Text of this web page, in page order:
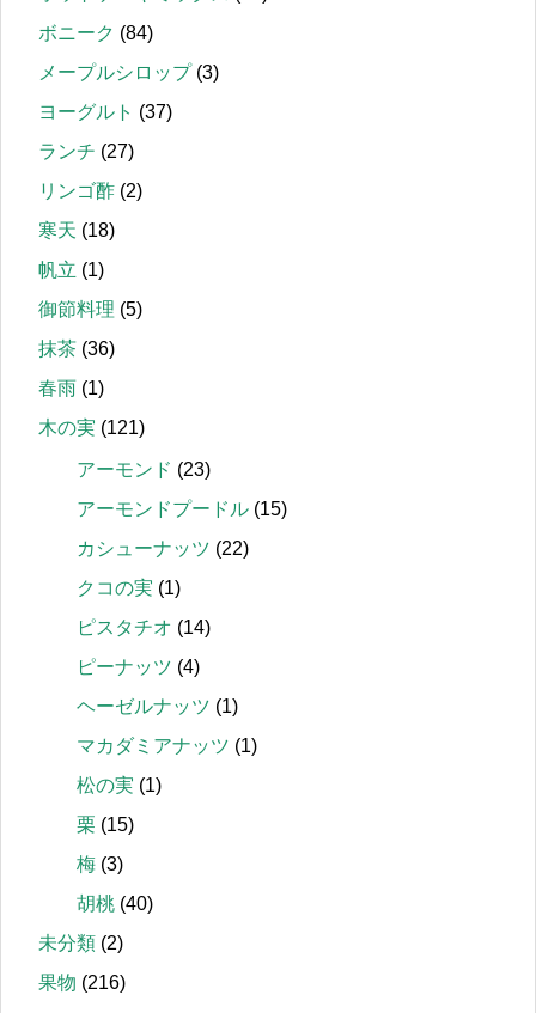
ボニーク (84)
メープルシロップ(3)
ヨーグルト (37)
ランチ (27)
リンゴ酢 (2)
寒天 (18)
帆立 (1)
御節料理 (5)
抹茶 (36)
春雨 (1)
木の実 (121)
アーモンド (23)
アーモンドプードル (15)
カシューナッツ (22)
クコの実 (1)
ピスタチオ (14)
ピーナッツ (4)
ヘーゼルナッツ (1)
マカダミアナッツ (1)
松の実 (1)
栗 (15)
梅 (3)
胡桃 (40)
未分類 (2)
果物 (216)